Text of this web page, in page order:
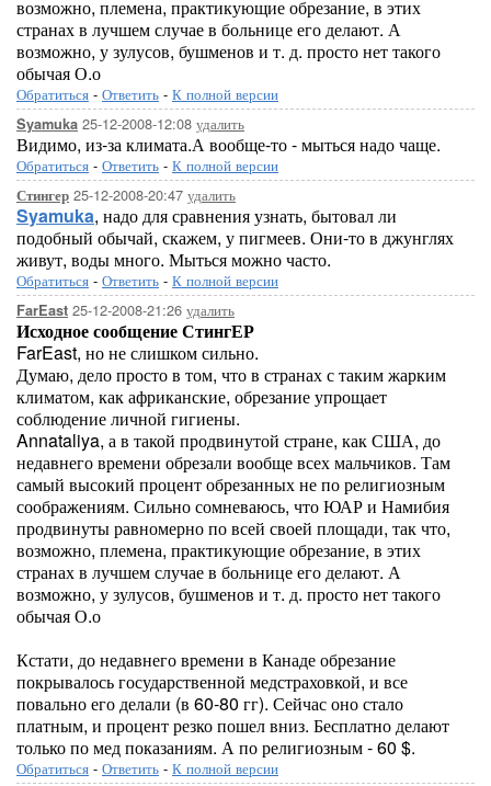
возможно, племена, практикующие обрезание, в этих
странах в лучшем случае в больнице его делают. А
возможно, у зулусов, бушменов и т. д. просто нет такого
обычая О.о
Обратиться - Ответить - К полной версии
Syamuka 25-12-2008-12:08 удалить
Видимо, из-за климата.А вообще-то - мыться надо чаще.
Обратиться - Ответить - К полной версии
Стингер 25-12-2008-20:47 удалить
Syamuka, надо для сравнения узнать, бытовал ли
подобный обычай, скажем, у пигмеев. Они-то в джунглях
живут, воды много. Мыться можно часто.
Обратиться - Ответить - К полной версии
FarEast 25-12-2008-21:26 удалить
Исходное сообщение СтингЕР
FarEast, но не слишком сильно.
Думаю, дело просто в том, что в странах с таким жарким
климатом, как африканские, обрезание упрощает
соблюдение личной гигиены.
Annataliya, а в такой продвинутой стране, как США, до
недавнего времени обрезали вообще всех мальчиков. Там
самый высокий процент обрезанных не по религиозным
соображениям. Сильно сомневаюсь, что ЮАР и Намибия
продвинуты равномерно по всей своей площади, так что,
возможно, племена, практикующие обрезание, в этих
странах в лучшем случае в больнице его делают. А
возможно, у зулусов, бушменов и т. д. просто нет такого
обычая О.о
Кстати, до недавнего времени в Канаде обрезание
покрывалось государственной медстраховкой, и все
повально его делали (в 60-80 гг). Сейчас оно стало
платным, и процент резко пошел вниз. Бесплатно делают
только по мед показаниям. А по религиозным - 60 $.
Обратиться - Ответить - К полной версии